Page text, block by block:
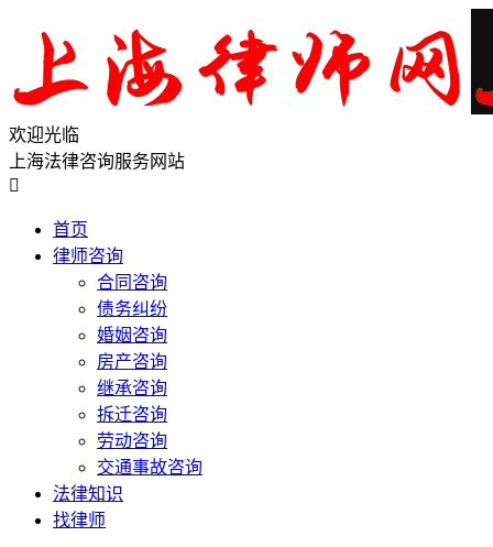
欢迎光临
上海法律咨询服务网站

首页
律师咨询
合同咨询
债务纠纷
婚姻咨询
房产咨询
继承咨询
拆迁咨询
劳动咨询
交通事故咨询
法律知识
找律师